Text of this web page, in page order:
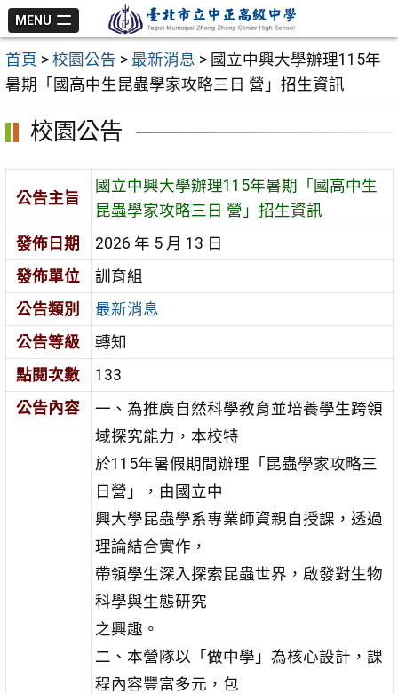
跳
至
主
要
MENU
首頁 > 校園公告 > 最新消息 > 國立中興大學辦理115年
暑期「國高中生昆蟲學家攻略三日 營」招生資訊
校園公告
公告主旨
國立中興大學辦理115年暑期「國高中生
昆蟲學家攻略三日 營」招生資訊
發佈日期
2026 年 5 月 13 日
發佈單位
訓育組
公告類別
最新消息
公告等級
轉知
點閱次數
133
公告內容
一、為推廣自然科學教育並培養學生跨領
域探究能力，本校特
於115年暑假期間辦理「昆蟲學家攻略三
日營」，由國立中
興大學昆蟲學系專業師資親自授課，透過
理論結合實作，
帶領學生深入探索昆蟲世界，啟發對生物
科學與生態研究
之興趣。
二、本營隊以「做中學」為核心設計，課
程內容豐富多元，包